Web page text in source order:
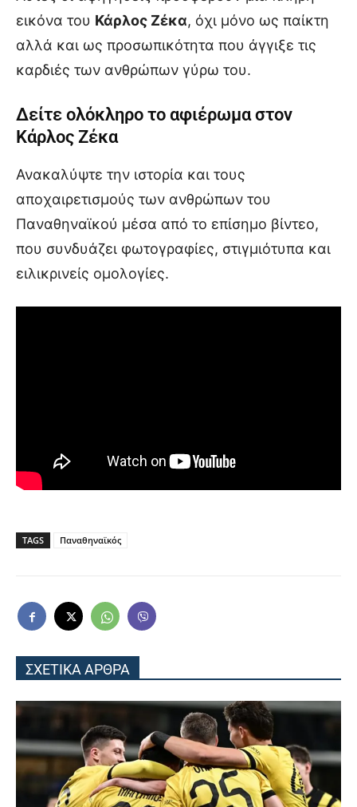
εικόνα του Κάρλος Ζέκα, όχι μόνο ως παίκτη
αλλά και ως προσωπικότητα που άγγιξε τις
καρδιές των ανθρώπων γύρω του.
Δείτε ολόκληρο το αφιέρωμα στον
Κάρλος Ζέκα
Ανακαλύψτε την ιστορία και τους
αποχαιρετισμούς των ανθρώπων του
Παναθηναϊκού μέσα από το επίσημο βίντεο,
που συνδυάζει φωτογραφίες, στιγμιότυπα και
ειλικρινείς ομολογίες.
TAGS Παναθηναϊκός
ΣΧΕΤΙΚΑ ΑΡΘΡΑ